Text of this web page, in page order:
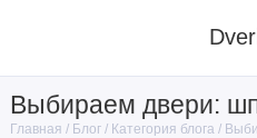
Выбираем двери:
Главная Блог Категория блога